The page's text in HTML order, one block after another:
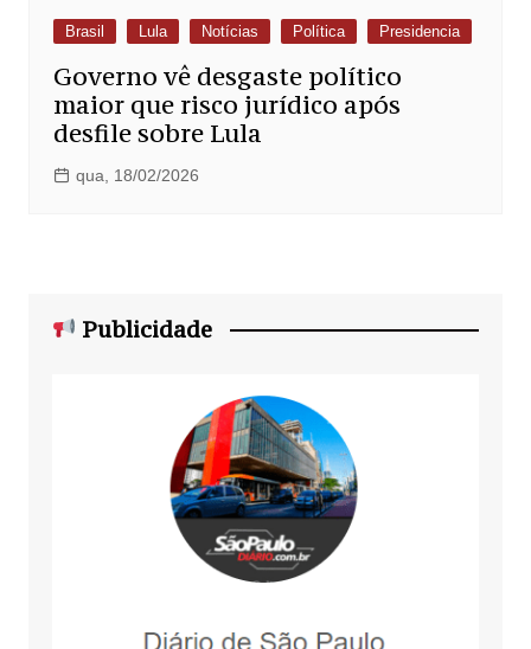
Brasil Lula Notícias Política Presidencia
Governo vê desgaste político
maior que risco jurídico após
desfile sobre Lula
qua, 18/02/2026
Publicidade